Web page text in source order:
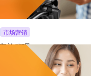
市场营销
单管理
单详情，还可帮助追踪完成进度